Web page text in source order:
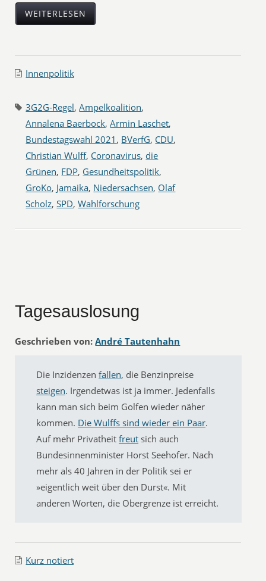
WEITERLESEN
Innenpolitik
3G2G-Regel,Ampelkoalition,
Annalena Baerbock,Armin Laschet,
Bundestagswahl 2021 , BVerfG, CDU,
Christian Wulff, Coronavirus, die
Grünen, FDP, Gesundheitspolitik,
GroKo, Jamaika, Niedersachsen, Olaf
Scholz,SPD,Wahlforschung
Tagesauslosung
Geschrieben von: André Tautenhahn
Die Inzidenzenfallen, die Benzinpreise
steigen. Irgendetwas ist ja immer. Jedenfalls
kann man sich beim Golfen wieder näher
kommen. Die Wulffs sind wieder ein Paar.
Auf mehr Privatheitfreut sich auch
Bundesinnenminister Horst Seehofer. Nach
mehr als 40 Jahren in der Politik sei er
»eigentlich weit über den Durst«. Mit
anderen Worten, die Obergrenze ist erreicht.
Kurz notiert